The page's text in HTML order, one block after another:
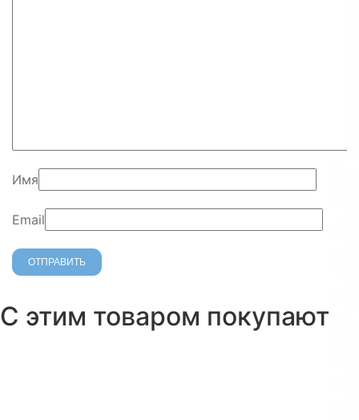
Имя
Email
С этим товаром покупают